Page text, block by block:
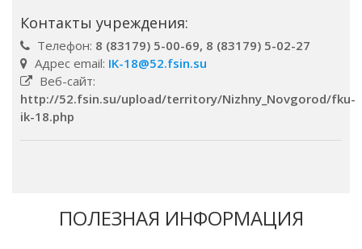
Контакты учреждения:
Телефон: 8 (83179) 5-00-69, 8 (83179) 5-02-27
Адрес email: IK-18@52.fsin.su
Веб-сайт:
http://52.fsin.su/upload/territory/Nizhny_Novgorod/fku-
ik-18.php
ПОЛЕЗНАЯ ИНФОРМАЦИЯ